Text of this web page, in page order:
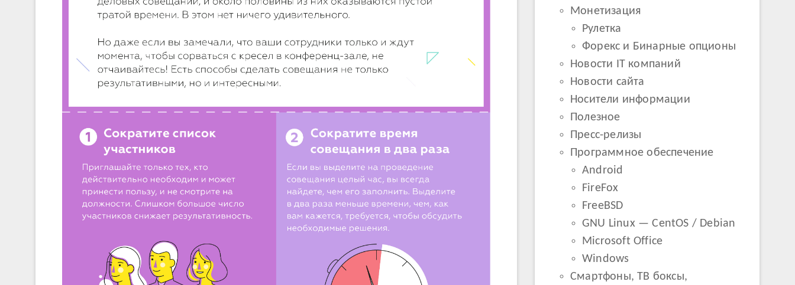
Монетизация
Рулетка
Форекс и Бинарные опционы
Новости IT компаний
Новости сайта
Носители информации
Полезное
Пресс-релизы
Программное обеспечение
Android
FireFox
FreeBSD
GNU Linux — CentOS / Debian
Microsoft Office
Windows
Смартфоны, ТВ боксы,